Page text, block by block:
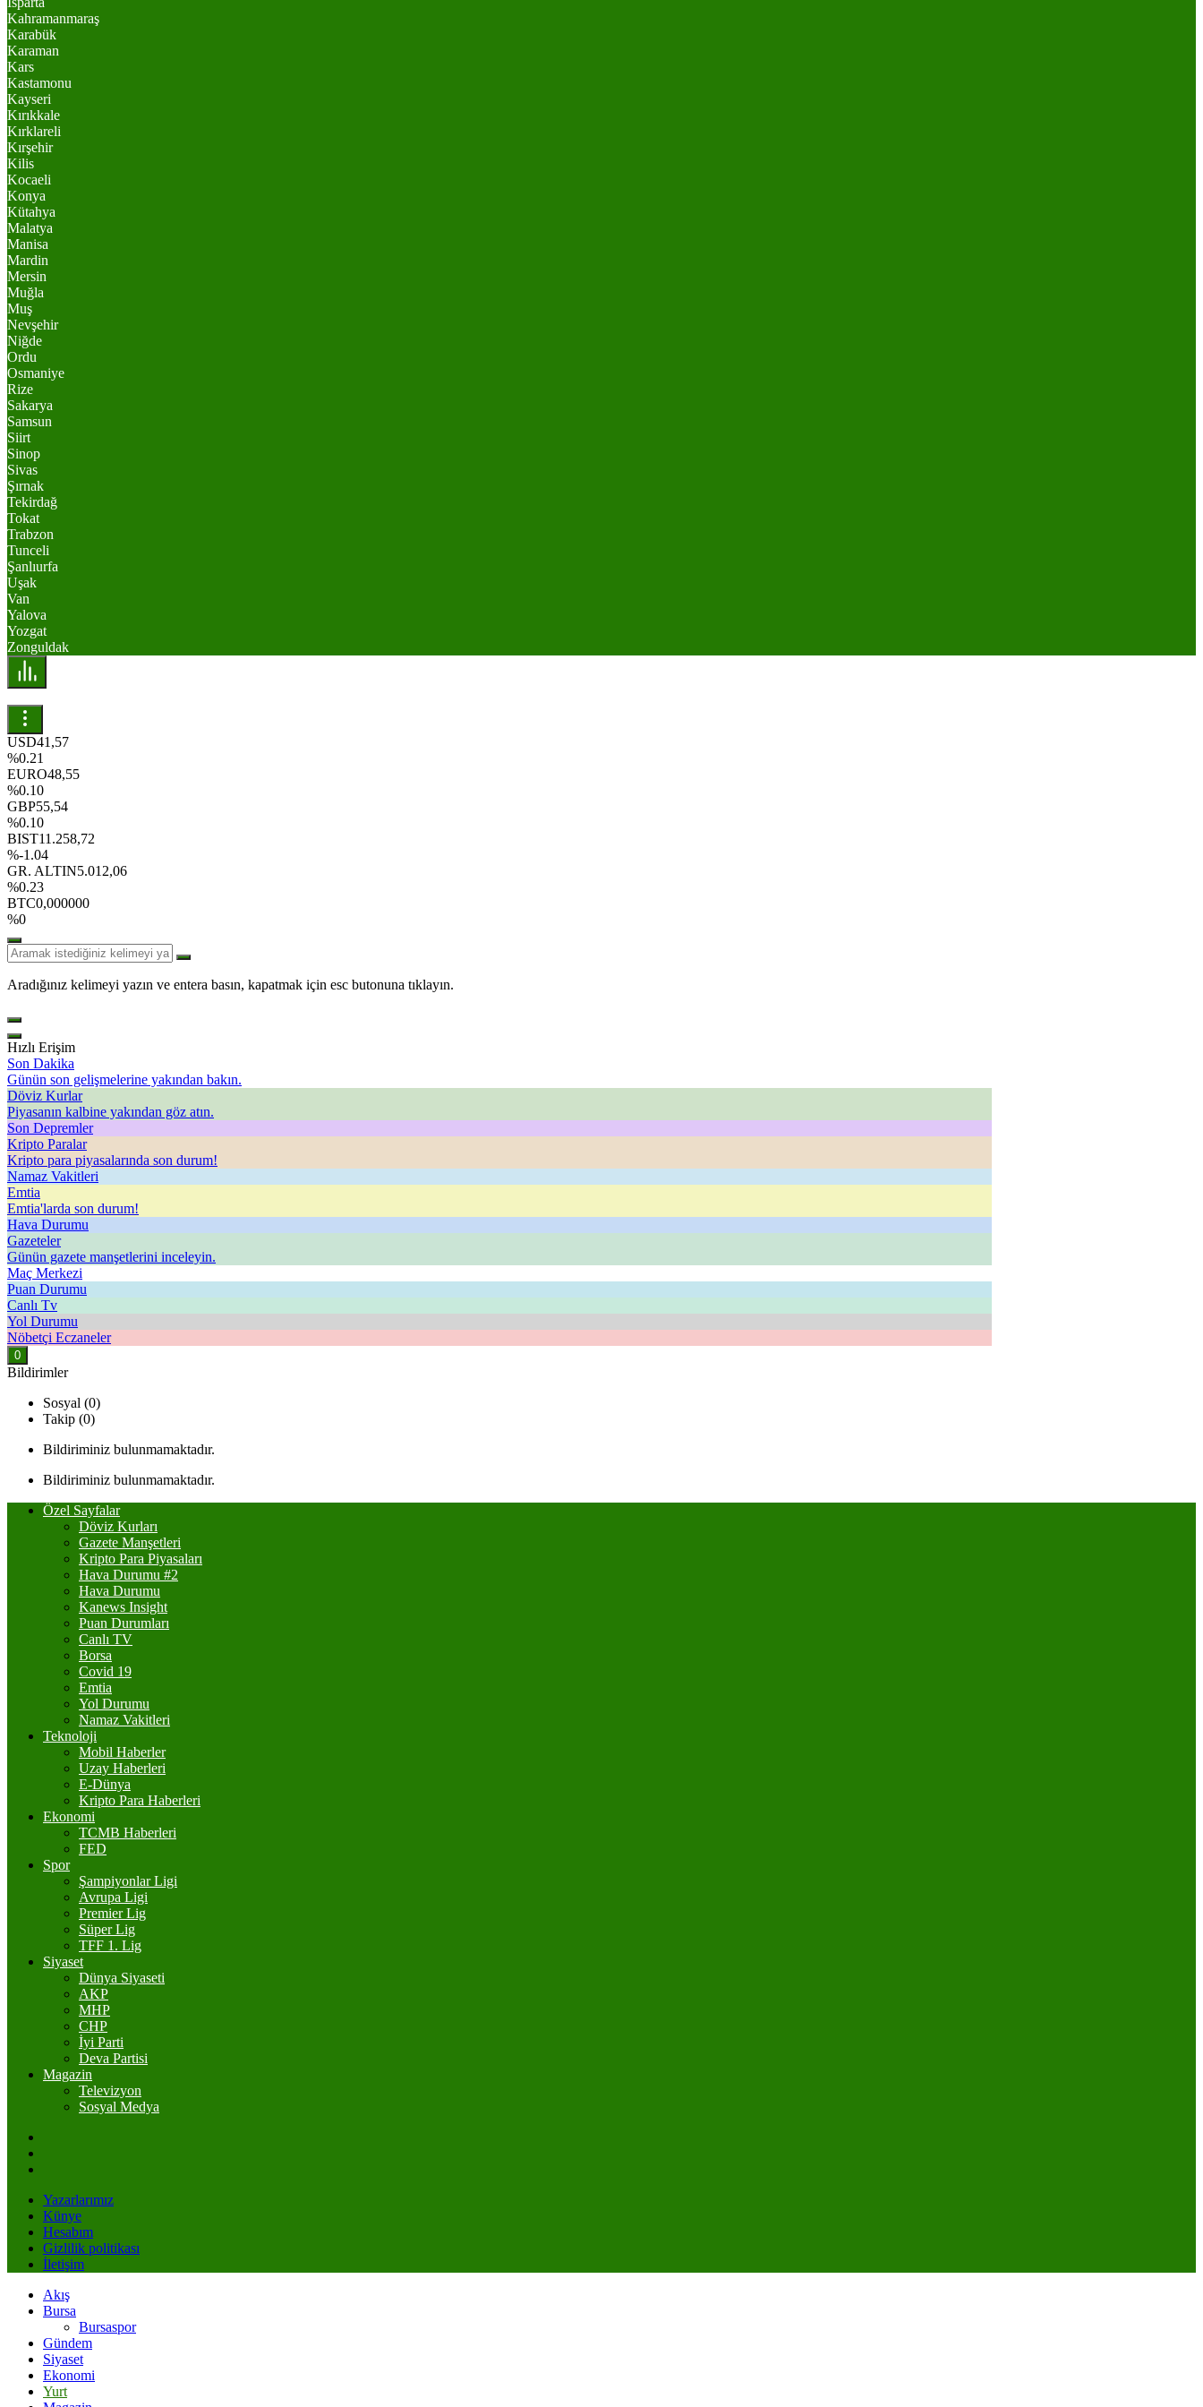
Kahramanmaraş
Karabük
Karaman
Kars
Kastamonu
Kayseri
Kırıkkale
Kırklareli
Kırşehir
Kilis
Kocaeli
Konya
Kütahya
Malatya
Manisa
Mardin
Mersin
Muğla
Muş
Nevşehir
Niğde
Ordu
Osmaniye
Rize
Sakarya
Samsun
Siirt
Sinop
Sivas
Şırnak
Tekirdağ
Tokat
Trabzon
Tunceli
Şanlıurfa
Uşak
Van
Yalova
Yozgat
Zonguldak
USD41,57
%0.21
EURO48,55
%0.10
GBP55,54
%0.10
BIST11.258,72
%-1.04
GR. ALTIN5.012,06
%0.23
BTC0,000000
%0
Aradığınız kelimeyi yazın ve entera basın, kapatmak için esc butonuna tıklayın.
Hızlı Erişim
Son Dakika
Günün son gelişmelerine yakından bakın.
Döviz Kurlar
Piyasanın kalbine yakından göz atın.
Son Depremler
Kripto Paralar
Kripto para piyasalarında son durum!
Namaz Vakitleri
Emtia
Emtia'larda son durum!
Hava Durumu
Gazeteler
Günün gazete manşetlerini inceleyin.
Maç Merkezi
Puan Durumu
Canlı Tv
Yol Durumu
Nöbetçi Eczaneler
0
Bildirimler
Sosyal (0)
Takip (0)
Bildiriminiz bulunmamaktadır.
Bildiriminiz bulunmamaktadır.
Özel Sayfalar
Döviz Kurları
Gazete Manşetleri
Kripto Para Piyasaları
Hava Durumu #2
Hava Durumu
Kanews Insight
Puan Durumları
Canlı TV
Borsa
Covid 19
Emtia
Yol Durumu
Namaz Vakitleri
Teknoloji
Mobil Haberler
Uzay Haberleri
E-Dünya
Kripto Para Haberleri
Ekonomi
TCMB Haberleri
FED
Spor
Şampiyonlar Ligi
Avrupa Ligi
Premier Lig
Süper Lig
TFF 1. Lig
Siyaset
Dünya Siyaseti
AKP
MHP
CHP
İyi Parti
Deva Partisi
Magazin
Televizyon
Sosyal Medya
Yazarlarımız
Künye
Hesabım
Gizlilik politikası
İletişim
Akış
Bursa
Bursaspor
Gündem
Siyaset
Ekonomi
Yurt